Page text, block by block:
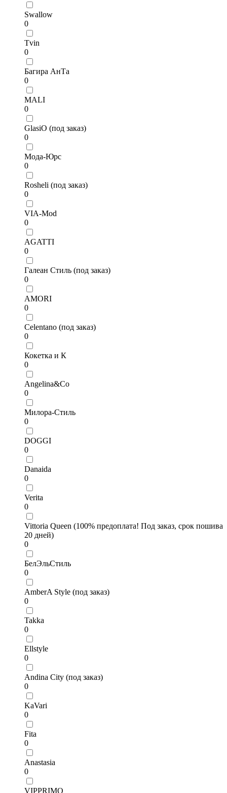
Swallow
0
Tvin
0
Багира АнТа
0
MALI
0
GlasiO (под заказ)
0
Мода-Юрс
0
Rosheli (под заказ)
0
VIA-Mod
0
AGATTI
0
Галеан Стиль (под заказ)
0
AMORI
0
Celentano (под заказ)
0
Кокетка и К
0
Angelina&Co
0
Милора-Стиль
0
DOGGI
0
Danaida
0
Verita
0
Vittoria Queen (100% предоплата! Под заказ, срок пошива
20 дней)
0
БелЭльСтиль
0
AmberA Style (под заказ)
0
Takka
0
Ellstyle
0
Andina City (под заказ)
0
KaVari
0
Fita
0
Anastasia
0
VIPPRIMO